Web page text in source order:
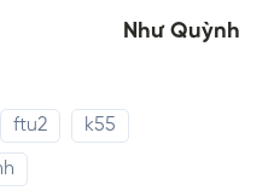
Như Quỳnh
ftu2 k55